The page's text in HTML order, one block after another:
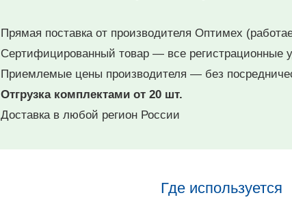
Прямая поставка от производителя Оптимех
Сертифицированный товар — все регистрационные
Приемлемые цены производителя — без
Отгрузка комплектами от 20 шт.
Доставка в любой регион России
Где используется